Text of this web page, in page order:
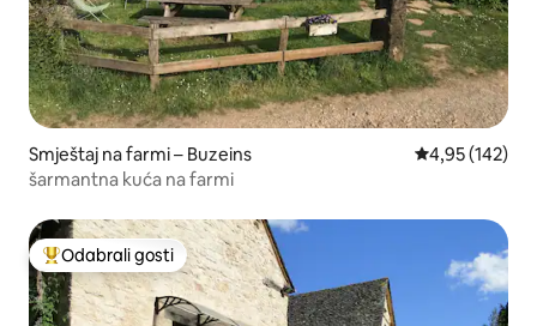
Smještaj na farmi – Buzeins Prosječna
4,95 (142)
šarmantna kuća na farmi
Među najviše rangiranima s oznakom „Odabrali gosti”
Odabrali gosti